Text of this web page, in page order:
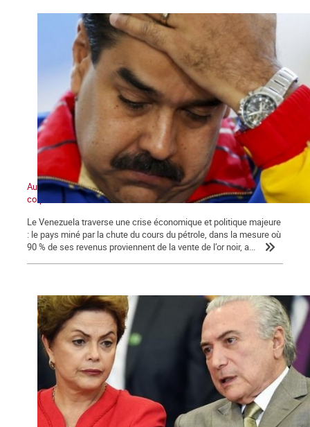
Au cœur du marasme, un pôle anticapitaliste de masse prend
corps
Le Venezuela traverse une crise économique et politique majeure
: le pays miné par la chute du cours du pétrole, dans la mesure où
90 % de ses revenus proviennent de la vente de l’or noir, a...